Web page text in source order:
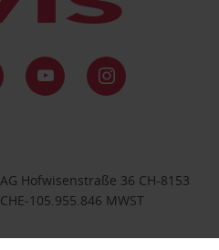
Hofwisenstraße 36 CH-8153
105.955.846 MWST